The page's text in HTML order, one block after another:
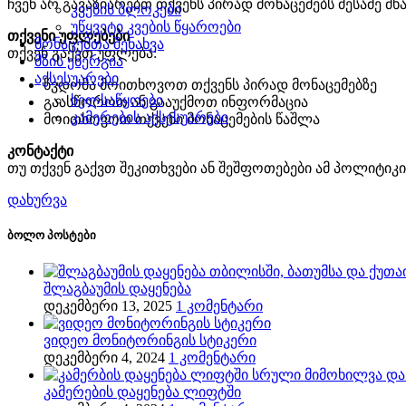
კვების ბლოკები
უწყვეტი კვების წყაროები
მონაცემთა შენახვა
მზის ენერგია
აქსესუარები
ხელსაწყოები
კამერების აქსესუარები
ჩვენ არ გავაზიარებთ თქვენს პირად მონაცემებს მესამე
თქვენი უფლებები
თქვენ გაქვთ უფლება:
წვდომა მოითხოვოთ თქვენს პირად მონაცემებზე
გაასწოროთ ან გააუქმოთ ინფორმაცია
მოითხოვოთ თქვენი მონაცემების წაშლა
კონტაქტი
თუ თქვენ გაქვთ შეკითხვები ან შეშფოთებები ამ
დახურვა
ბოლო პოსტები
შლაგბაუმის დაყენება
დეკემბერი 13, 2025 1 კომენტარი
ვიდეო მონიტორინგის სტიკერი
დეკემბერი 4, 2024 1 კომენტარი
კამერების დაყენება ლიფტში